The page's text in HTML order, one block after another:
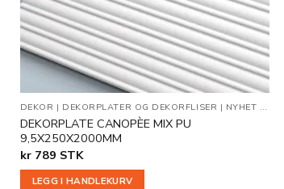
DEKOR | DEKORPLATER OG DEKORFLISER | NYHET
DEKORPLATE CANOPÈE MIX PU
9,5X250X2000MM
kr789 STK
LEGG I HANDLEKURV